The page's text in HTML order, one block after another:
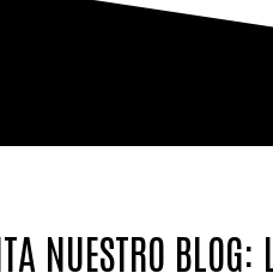
NUESTRO